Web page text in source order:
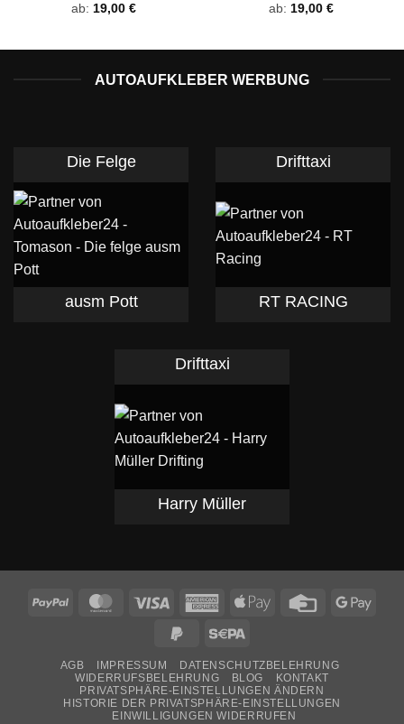
ab: 19,00 €
ab: 19,00 €
AUTOAUFKLEBER WERBUNG
Die Felge
ausm Pott
Drifttaxi
RT RACING
Drifttaxi
Harry Müller
PayPal MasterCardVisa
AmericanApple
Credit
PayPal
AGB IMPRESSUM
DATENSCHUTZBELEHRUNG
WIDERRUFSBELEHRUNG
BLOG
KONTAKT
PRIVATSPHÄRE-EINSTELLUNGEN ÄNDERN
HISTORIE DER PRIVATSPHÄRE-EINSTELLUNGEN
EINWILLIGUNGEN WIDERRUFEN